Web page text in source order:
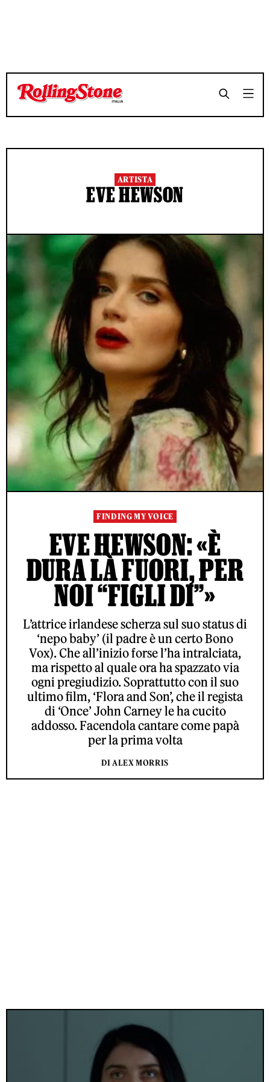
ARTISTA
EVE HEWSON
FINDING MY VOICE
EVE HEWSON: «È
DURA LÀ FUORI, PER
NOI “FIGLI DI”»
L’attrice irlandese scherza sul suo status di
‘nepo baby’ (il padre è un certo Bono
Vox). Che all’inizio forse l’ha intralciata,
ma rispetto al quale ora ha spazzato via
ogni pregiudizio. Soprattutto con il suo
ultimo film, ‘Flora and Son’, che il regista
di ‘Once’ John Carney le ha cucito
addosso. Facendola cantare come papà
per la prima volta
DI ALEX MORRIS